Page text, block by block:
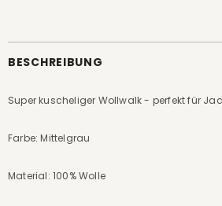
BESCHREIBUNG
Super kuscheliger Wollwalk - perfekt für
Farbe: Mittelgrau
Material: 100% Wolle